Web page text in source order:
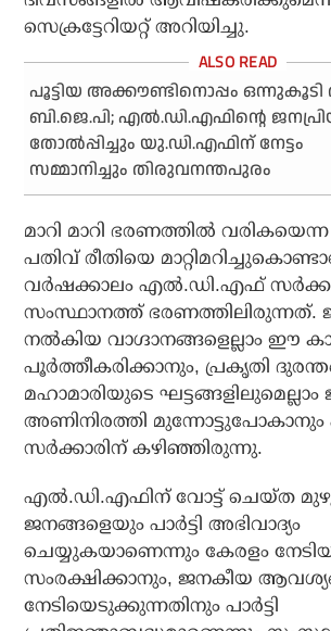
സെക്രട്ടേറിയറ്റ് അറിയിച്ചു.
പൂട്ടിയ അക്കൗണ്ടിനൊപ്പം
ബി.ജെ.പി; എല്‍.ഡി.എഫിന്റെ
തോല്‍പ്പിച്ചും യു.ഡി.എഫിന് നേട്ടം
സമ്മാനിച്ചും തിരുവനന്തപുരം
മാറി മാറി ഭരണത്തില്‍
പതിവ് രീതിയെ
വര്‍ഷക്കാലം എല്‍.ഡി.എഫ്
സംസ്ഥാനത്ത് ഭരണത്തിലിരുന്നത്.
നല്‍കിയ വാഗ്ദാനങ്ങളെല്ലാം ഈ
പൂര്‍ത്തീകരിക്കാനും, പ്രകൃതി
മഹാമാരിയുടെ
അണിനിരത്തി
സര്‍ക്കാരിന് കഴിഞ്ഞിരുന്നു.
എല്‍.ഡി.എഫിന് വോട്ട് ചെയ്ത
ജനങ്ങളെയും പാര്‍ട്ടി അഭിവാദ്യം
ചെയ്യുകയാണെന്നും കേരളം
സംരക്ഷിക്കാനും, ജനകീയ
നേടിയെടുക്കുന്നതിനും പാര്‍ട്ടി